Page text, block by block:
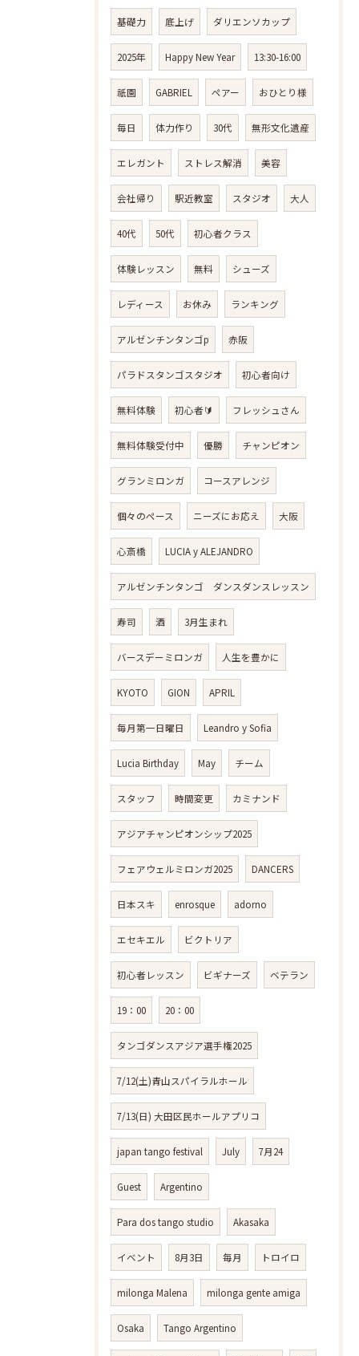
基礎力 底上げ ダリエンソカップ
2025年 Happy New Year 13:30-16:00
祇園 GABRIEL ペアー おひとり様
毎日 体力作り 30代 無形文化遺産
エレガント ストレス解消 美容
会社帰り 駅近教室 スタジオ 大人
40代 50代 初心者クラス
体験レッスン 無料 シューズ
レディース お休み ランキング
アルゼンチンタンゴp 赤阪
パラドスタンゴスタジオ 初心者向け
無料体験 初心者🔰 フレッシュさん
無料体験受付中 優勝 チャンピオン
グランミロンガ コースアレンジ
個々のペース ニーズにお応え 大阪
心斎橋 LUCIA y ALEJANDRO
アルゼンチンタンゴ ダンスダンスレッスン
寿司 酒 3月生まれ
バースデーミロンガ 人生を豊かに
KYOTO GION APRIL
毎月第一日曜日 Leandro y Sofia
Lucia Birthday May チーム
スタッフ 時間変更 カミナンド
アジアチャンピオンシップ2025
フェアウェルミロンガ2025 DANCERS
日本スキ enrosque adorno
エセキエル ビクトリア
初心者レッスン ビギナーズ ベテラン
19：00 20：00
タンゴダンスアジア選手権2025
7/12(土)青山スパイラルホール
7/13(日) 大田区民ホールアプリコ
japan tango festival July 7月24
Guest Argentino
Para dos tango studio Akasaka
イベント 8月3日 毎月 トロイロ
milonga Malena milonga gente amiga
Osaka Tango Argentino